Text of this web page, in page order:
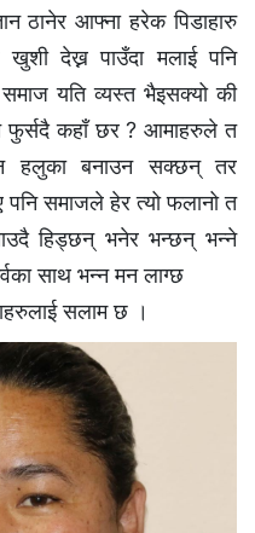
ठानेर आफ्ना हरेक पिडाहारु
खुशी देख्न पाउँदा मलाई पनि
समाज यति व्यस्त भैइसक्यो की
फुर्सदै कहाँ छर ? आमाहरुले त
हलुका बनाउन सक्छन् तर
पनि समाजले हेर त्यो फलानो त
हिड्छन् भनेर भन्छन् भन्ने
साथ भन्न मन लाग्छ
सलाम छ ।